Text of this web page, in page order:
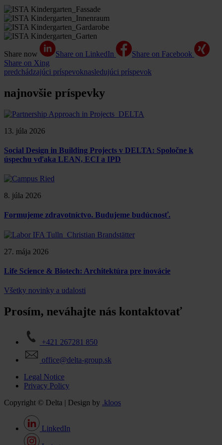
Share now Share on LinkedIn
Share on Facebook
Share on Xing
predchádzajúci príspevoknasledujúci príspevok
najnovšie príspevky
13. júla 2026
Social Design in Building Projects v DELTA: Spoločne k
úspechu vďaka LEAN, ECI a IPD
8. júla 2026
Formujeme zdravotníctvo. Budujeme budúcnosť.
27. mája 2026
Life Science & Biotech: Architektúra pre inovácie
Všetky novinky a udalosti
Prosím, neváhajte nás kontaktovať
+421 267281 850
office@delta-group.sk
Legal Notice
Privacy Policy
Copyright © Delta | Design by .kloos
LinkedIn